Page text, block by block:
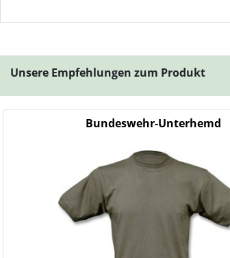
Unsere Empfehlungen zum Produkt
Bundeswehr-Unterhemd